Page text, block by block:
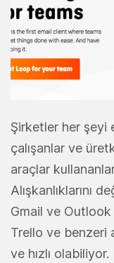
Şirketler her şeyi
çalışanlar ve
araçlar
Alışkanlıklarını
Gmail ve
Trello ve benzeri
ve hızlı olabiliyor.